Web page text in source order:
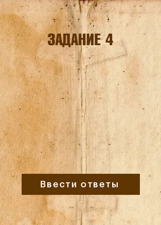
ЗАДАНИЕ 4
Ввести ответы